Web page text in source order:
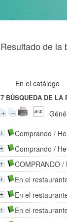
Resultado de la
En el catálogo
7 BÚSQUEDA DE
Comprando /
Comprando /
COMPRANDO /
En el
En el
En el